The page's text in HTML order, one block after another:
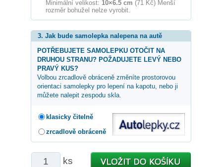
Minimální velikost: 10×6.5 cm (71 Kč) Menší
rozměr bohužel nelze vyrobit.
3. Jak bude samolepka nalepena na autě
POTŘEBUJETE SAMOLEPKU OTOČIT NA
DRUHOU STRANU? POŽADUJETE LEVÝ NEBO
PRAVÝ KUS?
Volbou zrcadlově obráceně změníte prostorovou
orientaci samolepky pro lepení na kapotu, nebo ji
můžete nalepit zespodu skla.
klasicky čitelně
zrcadlově obráceně
ks